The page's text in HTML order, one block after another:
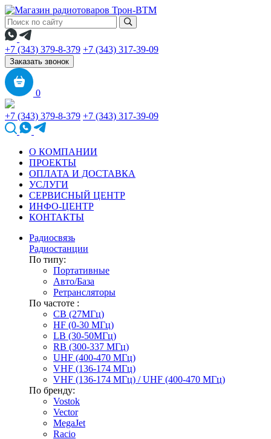
+7 (343) 379-8-379 +7 (343) 317-39-09
Заказать звонок
0
+7 (343) 379-8-379 +7 (343) 317-39-09
О КОМПАНИИ
ПРОЕКТЫ
ОПЛАТА И ДОСТАВКА
УСЛУГИ
СЕРВИСНЫЙ ЦЕНТР
ИНФО-ЦЕНТР
КОНТАКТЫ
Радиосвязь
Радиостанции
По типу:
Портативные
Авто/База
Ретрансляторы
По частоте :
CB (27МГц)
HF (0-30 МГц)
LB (30-50МГц)
RB (300-337 МГц)
UHF (400-470 МГц)
VHF (136-174 МГц)
VHF (136-174 МГц) / UHF (400-470 МГц)
По бренду:
Vostok
Vector
MegaJet
Racio